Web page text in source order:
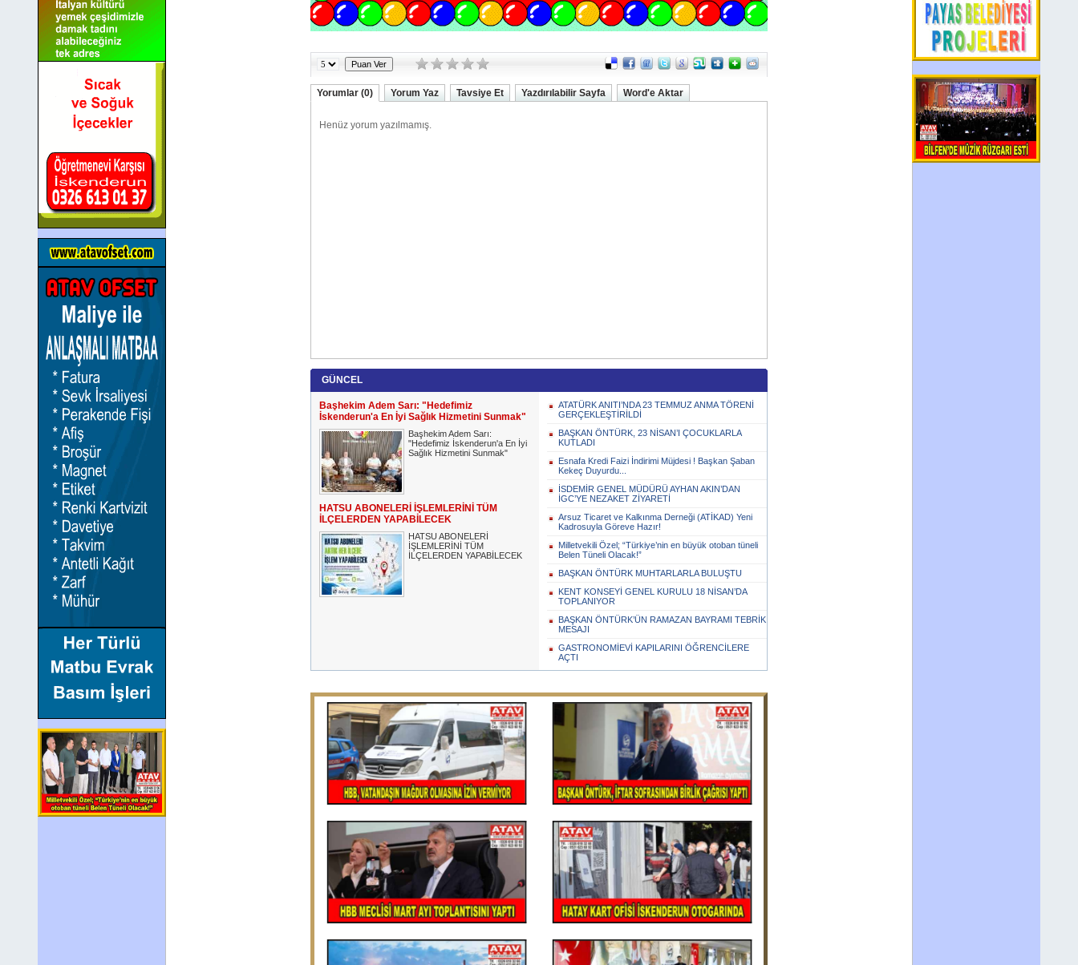
Yorumlar (0) Yorum Yaz Tavsiye Et Yazdırılabilir Sayfa Word'e Aktar
GÜNCEL
Başhekim Adem Sarı: "Hedefimiz
İskenderun'a En İyi Sağlık Hizmetini Sunmak"
Başhekim Adem Sarı:
"Hedefimiz İskenderun'a En İyi
Sağlık Hizmetini Sunmak"
HATSU ABONELERİ İŞLEMLERİNİ TÜM
İLÇELERDEN YAPABİLECEK
HATSU ABONELERİ
İŞLEMLERİNİ TÜM
İLÇELERDEN YAPABİLECEK
ATATÜRK ANITI’NDA 23 TEMMUZ ANMA TÖRENİ
GERÇEKLEŞTİRİLDİ
BAŞKAN ÖNTÜRK, 23 NİSAN’I ÇOCUKLARLA
KUTLADI
Esnafa Kredi Faizi İndirimi Müjdesi ! Başkan Şaban
Kekeç Duyurdu...
İSDEMİR GENEL MÜDÜRÜ AYHAN AKIN’DAN
İGC’YE NEZAKET ZİYARETİ
Arsuz Ticaret ve Kalkınma Derneği (ATİKAD) Yeni
Kadrosuyla Göreve Hazır!
Milletvekili Özel; “Türkiye’nin en büyük otoban tüneli
Belen Tüneli Olacak!”
BAŞKAN ÖNTÜRK MUHTARLARLA BULUŞTU
KENT KONSEYİ GENEL KURULU 18 NİSAN’DA
TOPLANIYOR
BAŞKAN ÖNTÜRK’ÜN RAMAZAN BAYRAMI TEBRİK
MESAJI
GASTRONOMİEVİ KAPILARINI ÖĞRENCİLERE
AÇTI